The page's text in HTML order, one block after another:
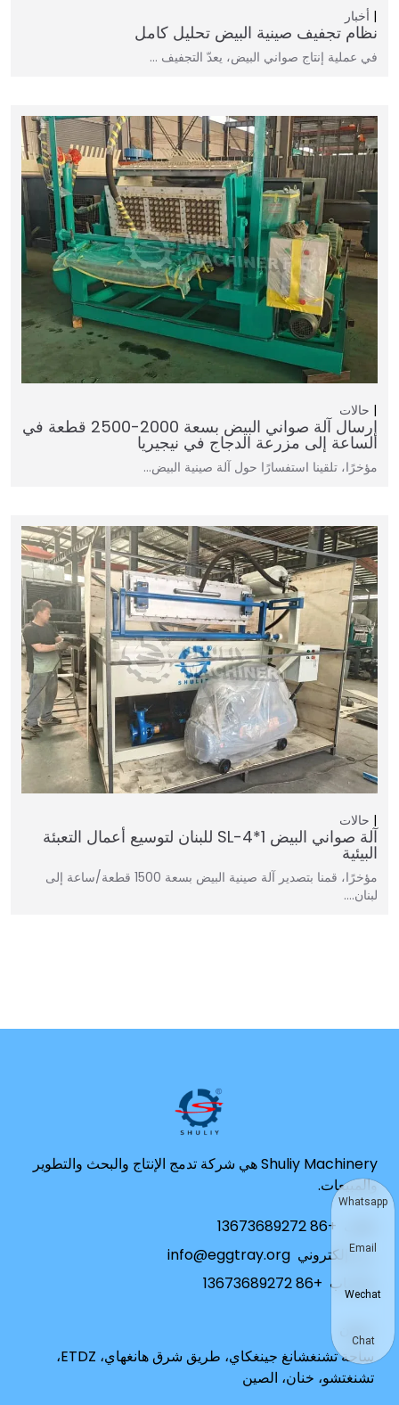
أخبار
نظام تجفيف صينية البيض تحليل كامل
في عملية إنتاج صواني البيض، يعدّ التجفيف …
حالات
إرسال آلة صواني البيض بسعة 2000-2500 قطعة في
الساعة إلى مزرعة الدجاج في نيجيريا
مؤخرًا، تلقينا استفسارًا حول آلة صينية البيض…
حالات
آلة صواني البيض SL-4*1 للبنان لتوسيع أعمال التعبئة
البيئية
مؤخرًا، قمنا بتصدير آلة صينية البيض بسعة 1500 قطعة/ساعة إلى
لبنان.…
Shuliy Machinery هي شركة تدمج الإنتاج والبحث والتطوير
والمبيعات.
+86 13673689272
بريد إلكتروني info@eggtray.org
واتساب +86 13673689272
ساحة تشنغشانغ جينغكاي، طريق شرق هانغهاي، ETDZ،
تشنغتشو، خنان، الصين
Whatsapp
Email
Wechat
Chat